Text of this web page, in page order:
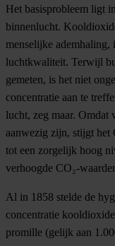
Het basisprobleem ligt
binnenlucht.
menselijke
luchtkwaliteit. Terwijl
gemeten, is het niet
concentratie aan te
lucht, zeg maar. Omdat
aanwezig zijn, stijgt het
tot een zorgelijk hoog
verhoogde CO₂-
Al in 1858 stelde de
concentratie
promille (gelijk aan